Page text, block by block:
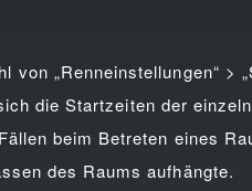
„Renneinstellungen“ >
die Startzeiten der
beim Betreten eines
des Raums aufhängte.